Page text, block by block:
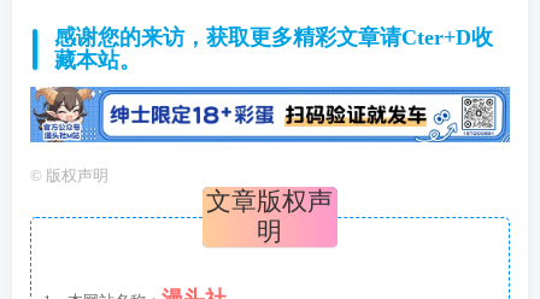
感谢您的来访，获取更多精彩文章请Cter+D收
藏本站。
© 版权声明
文章版权声
明